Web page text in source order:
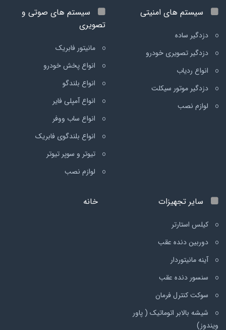
سیستم های امنیتی
دزدگیر ساده
دزدگیر تصویری خودرو
انواع ردیاب
دزدگیر موتور سیکلت
لوازم نصب
سیستم های صوتی و
تصویری
مانیتور فابریک
انواع پخش خودرو
انواع بلندگو
انواع آمپلی فایر
انواع ساب ووفر
انواع بلندگوی فابریک
تیوتر و سوپر تیوتر
لوازم نصب
سایر تجهیزات
کیلس استارتر
دوربین دنده عقب
آینه مانیتوردار
سنسور دنده عقب
سوکت کنترل فرمان
شیشه بالابر اتوماتیک ( پاور
ویندوز)
خانه